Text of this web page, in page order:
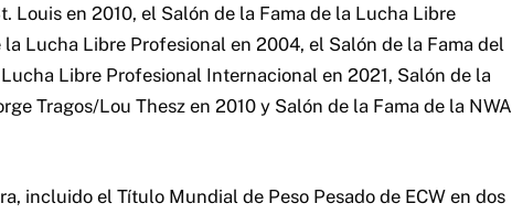
Louis en 2010, el Salón de la Fama de la Lucha Libre
Lucha Libre Profesional en 2004, el Salón de la Fama del
Libre Profesional Internacional en 2021, Salón de la
Tragos/Lou Thesz en 2010 y Salón de la Fama de la NWA
incluido el Título Mundial de Peso Pesado de ECW en dos